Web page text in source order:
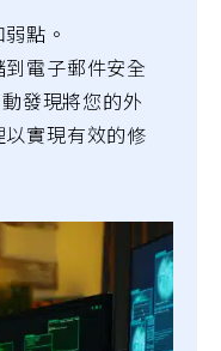
點。
電子郵件安全
發現將您的外
實現有效的修